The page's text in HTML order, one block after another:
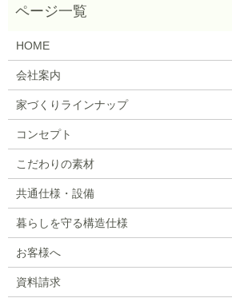
HOME
会社案内
家づくりラインナップ
コンセプト
こだわりの素材
共通仕様・設備
暮らしを守る構造仕様
お客様へ
資料請求